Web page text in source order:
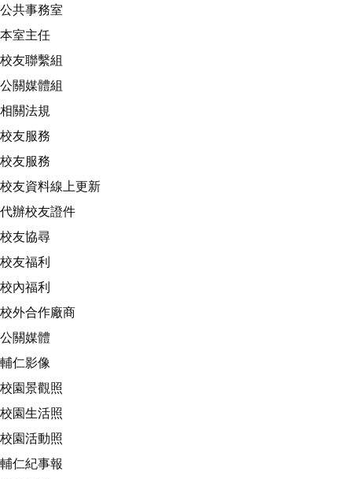
公共事務室
本室主任
校友聯繫組
公關媒體組
相關法規
校友服務
校友服務
校友資料線上更新
代辦校友證件
校友協尋
校友福利
校內福利
校外合作廠商
公關媒體
輔仁影像
校園景觀照
校園生活照
校園活動照
輔仁紀事報